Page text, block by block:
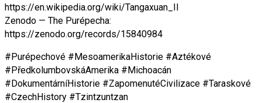
https://en.wikipedia.org/wiki/Tangaxuan_II
Zenodo — The Purépecha:
https://zenodo.org/records/15840984
#Purépechové #MesoamerikaHistorie #Aztékové
#PředkolumbovskáAmerika #Michoacán
#DokumentárníHistorie #ZapomenutéCivilizace #Taraskové
#CzechHistory #Tzintzuntzan